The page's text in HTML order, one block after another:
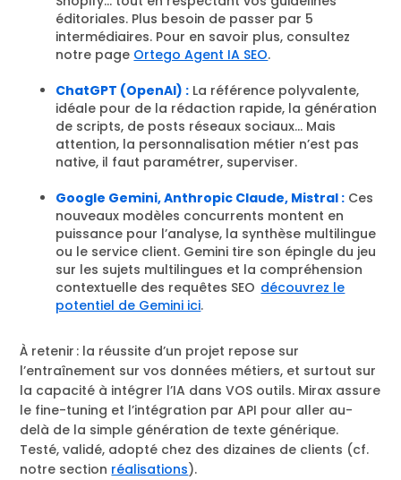
éditoriales. Plus besoin de passer par 5
intermédiaires. Pour en savoir plus, consultez
notre page Ortego Agent IA SEO.
ChatGPT (OpenAI) : La référence polyvalente,
idéale pour de la rédaction rapide, la génération
de scripts, de posts réseaux sociaux… Mais
attention, la personnalisation métier n’est pas
native, il faut paramétrer, superviser.
Google Gemini, Anthropic Claude, Mistral : Ces
nouveaux modèles concurrents montent en
puissance pour l’analyse, la synthèse multilingue
ou le service client. Gemini tire son épingle du jeu
sur les sujets multilingues et la compréhension
contextuelle des requêtes SEO découvrez le
potentiel de Gemini ici.
À retenir : la réussite d’un projet repose sur
l’entraînement sur vos données métiers, et surtout sur
la capacité à intégrer l’IA dans VOS outils. Mirax assure
le fine-tuning et l’intégration par API pour aller au-
delà de la simple génération de texte générique.
Testé, validé, adopté chez des dizaines de clients (cf.
notre section réalisations).